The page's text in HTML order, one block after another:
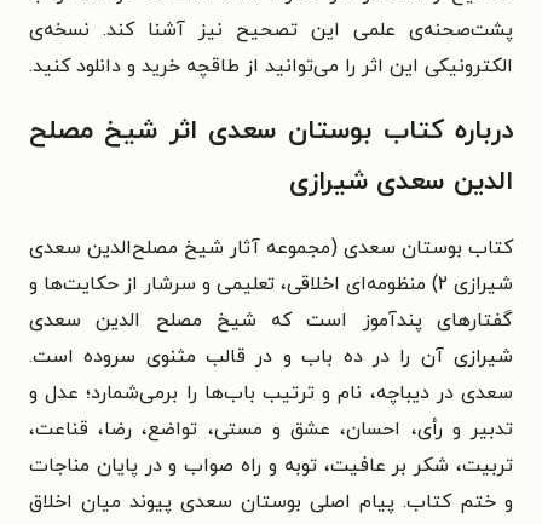
پشت‌صحنه‌ی علمی این تصحیح نیز آشنا کند. نسخه‌ی
الکترونیکی این اثر را می‌توانید از طاقچه خرید و دانلود کنید.
درباره کتاب بوستان سعدی اثر شیخ مصلح
الدین سعدی شیرازی
کتاب بوستان سعدی (مجموعه آثار شیخ مصلح‌الدین سعدی
شیرازی ۲) منظومه‌ای اخلاقی، تعلیمی و سرشار از حکایت‌ها و
گفتارهای پندآموز است که شیخ مصلح الدین سعدی
شیرازی آن را در ده باب و در قالب مثنوی سروده است.
سعدی در دیباچه، نام و ترتیب باب‌ها را برمی‌شمارد؛ عدل و
تدبیر و رأی، احسان، عشق و مستی، تواضع، رضا، قناعت،
تربیت، شکر بر عافیت، توبه و راه صواب و در پایان مناجات
و ختم کتاب. پیام اصلی بوستان سعدی پیوند میان اخلاق